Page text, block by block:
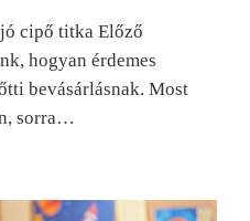
cipő titka Előző
hogyan érdemes
bevásárlásnak. Most
sorra…